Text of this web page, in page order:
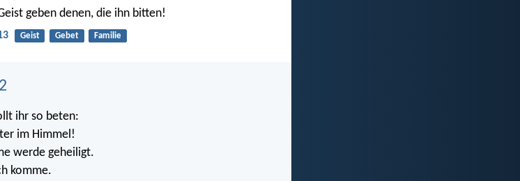
geben denen, die ihn bitten!
Geist Gebet Familie
ihr so beten:
im Himmel!
werde geheiligt.
komme.